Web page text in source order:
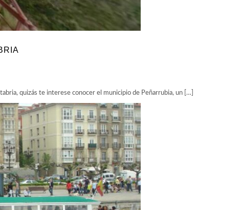
quizás te interese conocer el municipio de Peñarrubia, un […]